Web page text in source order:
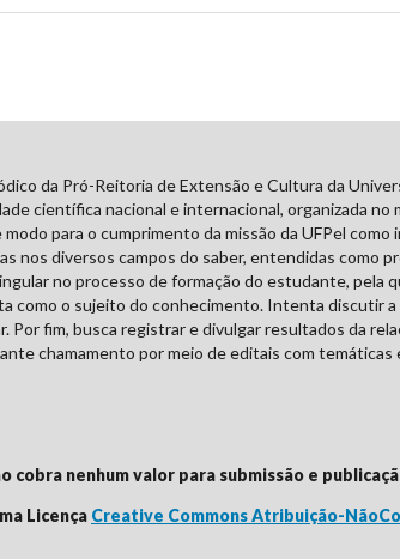
da Pró-Reitoria de Extensão e Cultura da
científica nacional e internacional, organizada
para o cumprimento da missão da UFPel
nos diversos campos do saber, entendidas como
no processo de formação do estudante,
como o sujeito do conhecimento. Intenta discutir
Por fim, busca registrar e divulgar resultados da
chamamento por meio de editais com temáticas
cobra nenhum valor para submissão e
Licença Creative Commons Atribuição-